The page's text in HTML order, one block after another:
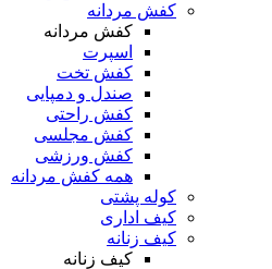
کفش مردانه
کفش مردانه
اسپرت
کفش تخت
صندل و دمپایی
کفش راحتی
کفش مجلسی
کفش ورزشی
همه کفش مردانه
کوله پشتی
کیف اداری
کیف زنانه
کیف زنانه